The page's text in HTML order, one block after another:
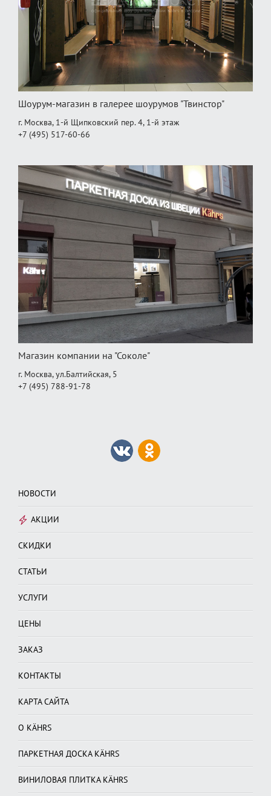
Шоурум-магазин в галерее шоурумов "Твинстор"
г. Москва, 1-й Щипковский пер. 4, 1‑й этаж
+7 (495) 517-60-66
Магазин компании на "Соколе"
г. Москва, ул.Балтийская, 5
+7 (495) 788-91-78
НОВОСТИ
АКЦИИ
СКИДКИ
СТАТЬИ
УСЛУГИ
ЦЕНЫ
ЗАКАЗ
КОНТАКТЫ
КАРТА САЙТА
О KÄHRS
ПАРКЕТНАЯ ДОСКА KÄHRS
ВИНИЛОВАЯ ПЛИТКА KÄHRS